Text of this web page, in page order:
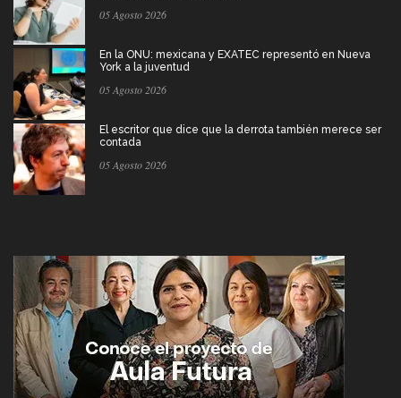
05 Agosto 2026
En la ONU: mexicana y EXATEC representó en Nueva
York a la juventud
05 Agosto 2026
El escritor que dice que la derrota también merece ser
contada
05 Agosto 2026